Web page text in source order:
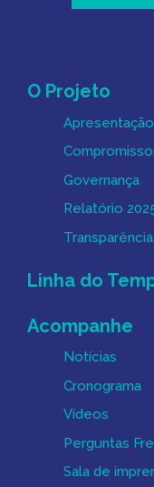
Mapa do
O Projeto
Apresentação
Governança
Relatório
Transparência
Linha do
Acompanhe
Notícias
Cronograma
Vídeos
Perguntas
Sala de